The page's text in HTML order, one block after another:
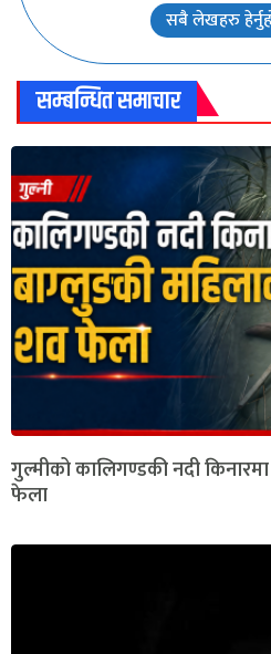
सबै लेखहरु
सम्बन्धित समाचार
गुल्मीको कालिगण्डकी नदी
फेला